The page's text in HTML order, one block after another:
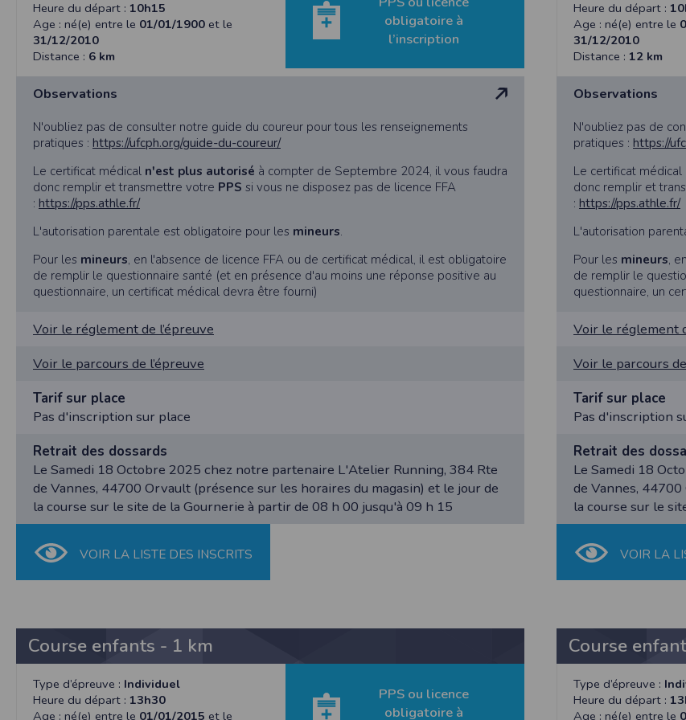
Heure du départ : 10h15
Age : né(e) entre le 01/01/1900 et le
31/12/2010
Distance : 6 km
obligatoire à
l’inscription
Observations
N'oubliez pas de consulter notre guide du coureur pour tous les renseignements
pratiques : https://ufcph.org/guide-du-coureur/
Le certificat médical n'est plus autorisé à compter de Septembre 2024, il vous faudra
donc remplir et transmettre votre PPS si vous ne disposez pas de licence FFA
: https://pps.athle.fr/
L'autorisation parentale est obligatoire pour les mineurs.
Pour les mineurs, en l'absence de licence FFA ou de certificat médical, il est obligatoire
de remplir le questionnaire santé (et en présence d'au moins une réponse positive au
questionnaire, un certificat médical devra être fourni)
Voir le réglement de l’épreuve
Voir le parcours de l’épreuve
Tarif sur place
Pas d'inscription sur place
Retrait des dossards
Le Samedi 18 Octobre 2025 chez notre partenaire L'Atelier Running, 384 Rte
de Vannes, 44700 Orvault (présence sur les horaires du magasin) et le jour de
la course sur le site de la Gournerie à partir de 08 h 00 jusqu'à 09 h 15
VOIR LA LISTE DES INSCRITS
Heure du départ :
Age : né(e) entre le
31/12/2010
Distance : 12 km
Observations
N'oubliez pas de
pratiques : https://
Le certificat médical
donc remplir et
: https://pps.athle.fr/
L'autorisation
Pour les mineurs,
de remplir le
questionnaire, un
Voir le réglement
Voir le parcours
Tarif sur place
Pas d'inscription
Retrait des
Le Samedi 18
de Vannes,
la course sur le
VOIR LA
Course enfants - 1 km
Type d’épreuve : Individuel
Heure du départ : 13h30
Age : né(e) entre le 01/01/2015 et le
PPS ou licence
obligatoire à
Course
Type d’épreuve :
Heure du départ :
Age : né(e) entre le
SAS TIMEPULSE
96 rue du parc - Varades
Pour ce qui concerne les épreuves d’athlétisme, les résultats sont transmis à la Fédération Française
Conformément à la loi « informatique et libertés » du 6 janvier 1978 modifiée, vous disposez d’un droit
concernent.
Vous pouvez accèder aux informations vous concernanten nous contactant ici
.Vous pouvez également, pour
données vous concernant.
POLITIQUE DE CONFIDENTIALITÉ DE L'APPLICATION TIMEPULSE
Informations sur la localisation
Nous collectons et traitons les informations de localisation lorsque vous vous inscrivez et utilisez les
nécessaire de suivre la localisation de votre appareil lorsque vous utilisez l'application. Si vous souhaitez
Cette application nécessite des autorisations pour l'appareil photo si l'utilisateur souhaite télécharger
Cette application ne requiert pas d'informations de vos contacts.
Informations sur le paiement
Aucun paiement n'étant effectué dans l'application, aucune information sur vos cartes de crédit ou de débit
This app requires camera permissions if the user is interested in uploading a photo to the gallery. We
does not require information from your contacts.